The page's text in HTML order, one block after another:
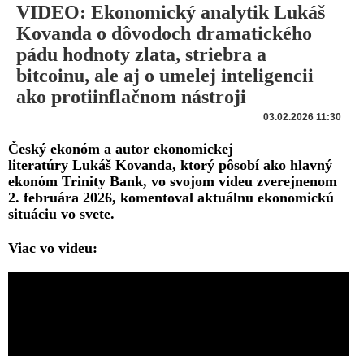
VIDEO: Ekonomický analytik Lukáš
Kovanda o dôvodoch dramatického
pádu hodnoty zlata, striebra a
bitcoinu, ale aj o umelej inteligencii
ako protiinflačnom nástroji
03.02.2026 11:30
Český ekonóm a autor ekonomickej
literatúry Lukáš Kovanda, ktorý pôsobí ako hlavný
ekonóm Trinity Bank, vo svojom videu zverejnenom
2. februára 2026, komentoval aktuálnu ekonomickú
situáciu vo svete.
Viac vo videu: